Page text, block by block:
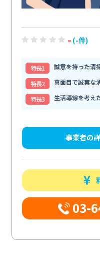
- (-件)
特⻑1
誠意を持った清
特⻑2
真面目で誠実な
特⻑3
生活導線を考え
事業者の
03-